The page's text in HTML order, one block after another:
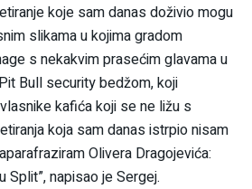
koje sam danas doživio mogu
slikama u kojima gradom
s nekakvim prasećim glavama u
Bull security bedžom, koji
kafića koji se ne ližu s
koja sam danas istrpio nisam
Olivera Dragojevića:
Split”, napisao je Sergej.